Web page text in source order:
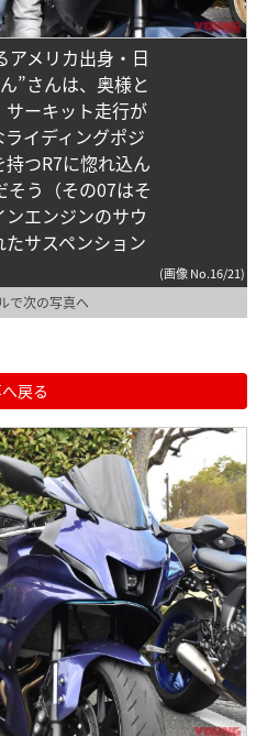
アメリカ出身・日
”さんは、奥様と
ーキット走行が
イディングポジ
つR7に惚れ込ん
そう（その07はそ
エンジンのサウ
サスペンション
(画像 No.16/21)
で次の写真へ
戻る